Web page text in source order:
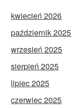
kwiecień 2026
październik 2025
wrzesień 2025
sierpień 2025
lipiec 2025
czerwiec 2025